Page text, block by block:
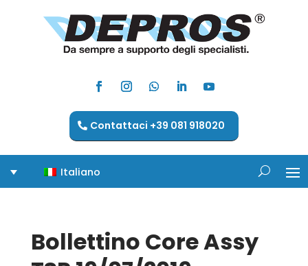
Contattaci +39 081 918020
Italiano
Bollettino Core Assy